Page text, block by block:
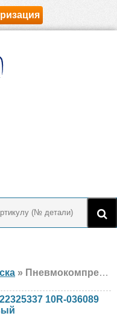
» Пневмокомпрессор Wabco 22325337 10R-036089 BMW, новый
10R-036089